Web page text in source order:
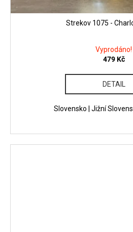
Strekov 1075 -
Vyprodáno!
479 Kč
DETAIL
Slovensko | Jižní